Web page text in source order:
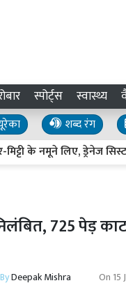
स्पोर्ट्स स्वास्थ्य
शब्द रंग
लिए, ड्रेनेज सिस्टम पर
725 पेड़
Deepak Mishra On 15